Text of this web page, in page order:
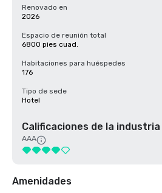
Renovado en
2026
Espacio de reunión total
6800 pies cuad.
Habitaciones para huéspedes
176
Tipo de sede
Hotel
Calificaciones de la industria
AAA
Amenidades